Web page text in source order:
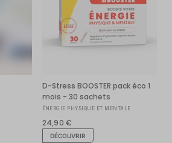
D-Stress BOOSTER pack éco 1
mois - 30 sachets
ÉNERGIE PHYSIQUE ET MENTALE
24,90 €
DÉCOUVRIR